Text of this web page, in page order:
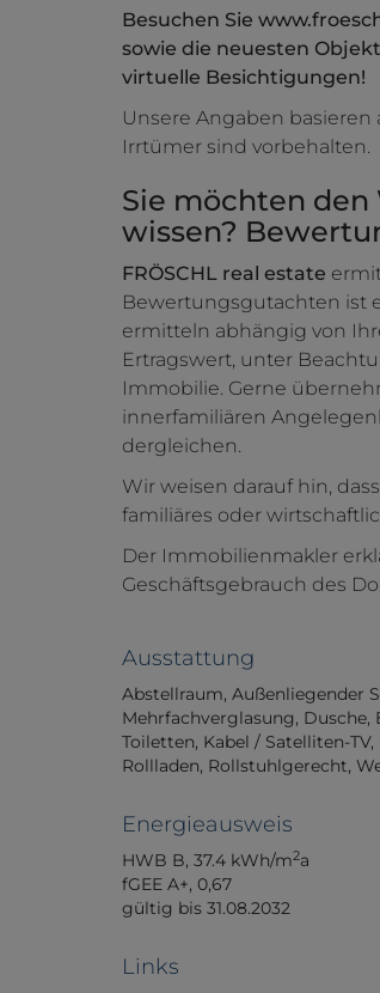
Besuchen Sie
sowie die neuesten
virtuelle Besichtigungen!
Unsere Angaben
Irrtümer sind vorbehalten.
Sie möchten
wissen?
FRÖSCHL real estate
Bewertungsgutachten ist
ermitteln abhängig von
Ertragswert, unter
Immobilie. Gerne
innerfamiliären
dergleichen.
Wir weisen darauf hin,
familiäres oder
Der Immobilienmakler
Geschäftsgebrauch des
Ausstattung
Abstellraum Außenliegender
Mehrfachverglasung Dusche
Toiletten Kabel / Satelliten-TV
Rollladen Rollstuhlgerecht
Energieausweis
HWB B, 37.4 kWh/m2a
fGEE A+, 0,67
gültig bis 31.08.2032
Links